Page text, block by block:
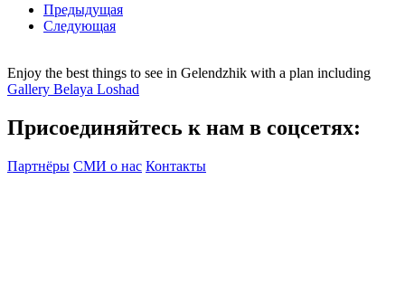
Предыдущая
Следующая
Enjoy the best things to see in Gelendzhik with a plan including
Gallery Belaya Loshad
Присоединяйтесь к нам в соцсетях:
Партнёры СМИ о нас Контакты